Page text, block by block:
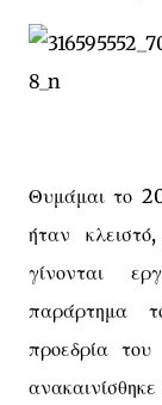
Θυμάμαι το
ήταν
γίνονται
παράρτημα
προεδρία